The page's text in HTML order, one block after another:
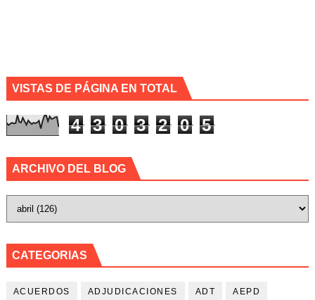
VISTAS DE PÁGINA EN TOTAL
4 3 0 3 2 0 5
ARCHIVO DEL BLOG
CATEGORIAS
ACUERDOS ADJUDICACIONES ADT AEPD